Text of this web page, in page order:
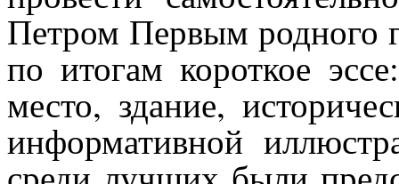
Петром Первым родного
по итогам короткое
место, здание,
информативной